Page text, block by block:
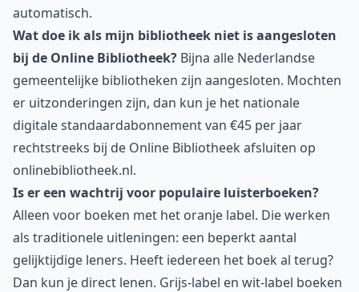
automatisch.
Wat doe ik als mijn bibliotheek niet is aangesloten
bij de Online Bibliotheek? Bijna alle Nederlandse
gemeentelijke bibliotheken zijn aangesloten. Mochten
er uitzonderingen zijn, dan kun je het nationale
digitale standaardabonnement van €45 per jaar
rechtstreeks bij de Online Bibliotheek afsluiten op
onlinebibliotheek.nl.
Is er een wachtrij voor populaire luisterboeken?
Alleen voor boeken met het oranje label. Die werken
als traditionele uitleningen: een beperkt aantal
gelijktijdige leners. Heeft iedereen het boek al terug?
Dan kun je direct lenen. Grijs-label en wit-label boeken